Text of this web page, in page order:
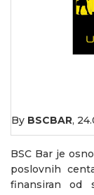
By BSCBAR,
BSC Bar je
poslovnih
finansiran od